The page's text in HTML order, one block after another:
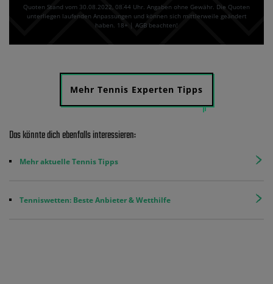
Quoten Stand vom 30.08.2022‚ 08⁚44 Uhr. Angaben ohne Gewähr. Die Quoten
unterliegen laufenden Anpassungen und können sich mittlerweile geändert
haben. 18+ | AGB beachten!
Mehr Tennis Experten Tipps
Das könnte dich ebenfalls interessieren:
Mehr aktuelle Tennis Tipps
Tenniswetten: Beste Anbieter & Wetthilfe